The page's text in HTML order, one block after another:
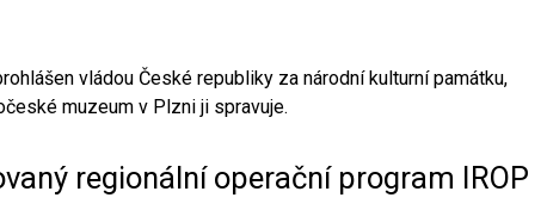
vládou České republiky za národní kulturní památku,
muzeum v Plzni ji spravuje.
regionální operační program IROP